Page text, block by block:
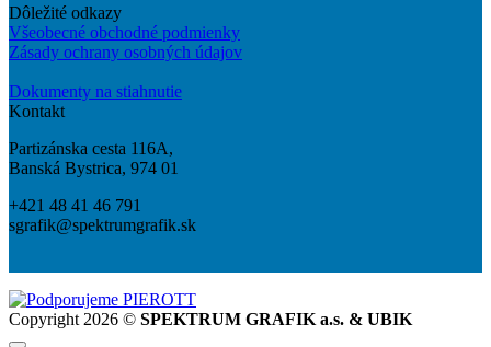
Dôležité odkazy
Všeobecné obchodné podmienky
Zásady ochrany osobných údajov
Dokumenty na stiahnutie
Kontakt
Partizánska cesta 116A,
Banská Bystrica, 974 01
+421 48 41 46 791
sgrafik@spektrumgrafik.sk
Copyright 2026 © SPEKTRUM GRAFIK a.s. & UBIK